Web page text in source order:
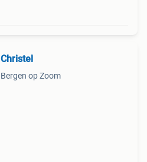
Christel
Bergen op Zoom